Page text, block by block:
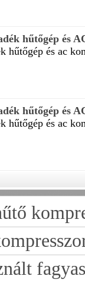
hűtőgép és
hűtőgép és ac
hűtőgép és
hűtőgép és ac